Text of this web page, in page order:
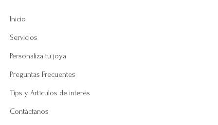
Inicio
Servicios
Personaliza tu joya
Preguntas Frecuentes
Tips y Artículos de interés
Contáctanos